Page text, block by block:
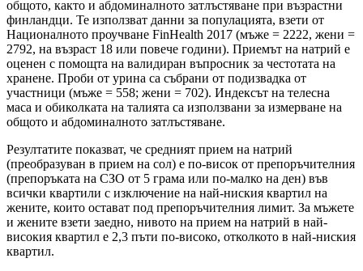
общото, както и абдоминалното затлъстяване при възрастни
финландци. Те използват данни за популацията, взети от
Националното проучване FinHealth 2017 (мъже = 2222, жени =
2792, на възраст 18 или повече години). Приемът на натрий е
оценен с помощта на валидиран въпросник за честотата на
хранене. Проби от урина са събрани от подизвадка от
участници (мъже = 558; жени = 702). Индексът на телесна
маса и обиколката на талията са използвани за измерване на
общото и абдоминалното затлъстяване.
Резултатите показват, че средният прием на натрий
(преобразуван в прием на сол) е по-висок от препоръчителния
(препоръката на СЗО от 5 грама или по-малко на ден) във
всички квартили с изключение на най-ниския квартил на
жените, които остават под препоръчителния лимит. За мъжете
и жените взети заедно, нивото на прием на натрий в най-
високия квартил е 2,3 пъти по-високо, отколкото в най-ниския
квартил.